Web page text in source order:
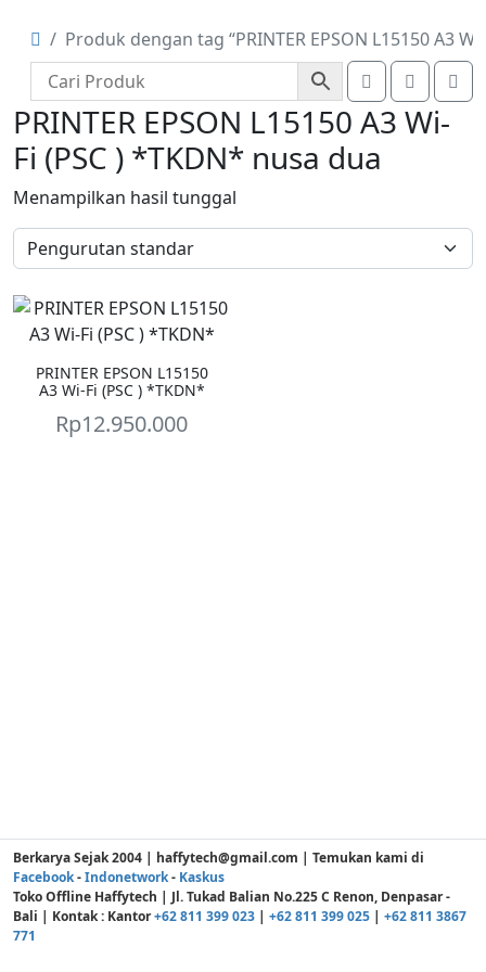
Produk dengan tag “PRINTER EPSON L15150 A3
Account
PRINTER EPSON L15150 A3 Wi-
Fi (PSC ) *TKDN* nusa dua
Menampilkan hasil tunggal
PRINTER EPSON L15150
A3 Wi-Fi (PSC ) *TKDN*
Rp12.950.000
Berkarya Sejak 2004 | haffytech@gmail.com | Temukan kami di
Facebook-Indonetwork- Kaskus
Toko Offline Haffytech | Jl. Tukad Balian No.225 C Renon, Denpasar -
Bali | Kontak : Kantor+62 811 399 023 | +62 811 399 025 | +62 811 3867
771